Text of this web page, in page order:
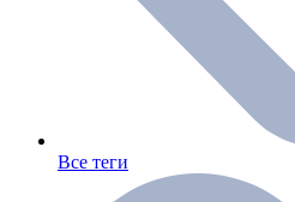
Все теги